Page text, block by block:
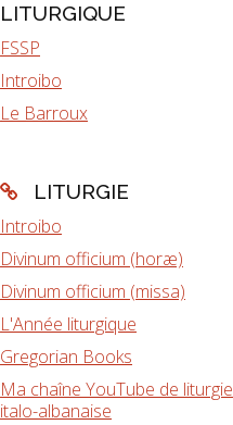
LITURGIQUE
FSSP
Introibo
Le Barroux
LITURGIE
Introibo
Divinum officium (horæ)
Divinum officium (missa)
L'Année liturgique
Gregorian Books
Ma chaîne YouTube de liturgie
italo-albanaise